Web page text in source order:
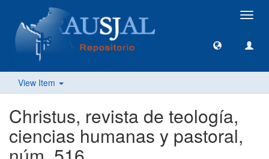
View Item
Christus, revista de teología,
ciencias humanas y pastoral,